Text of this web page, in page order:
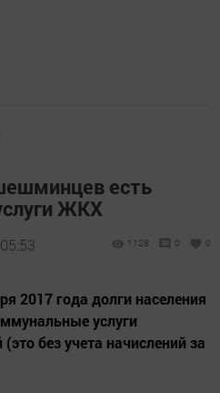
есть
ЖКХ
1128 0 0
2017 года долги населения
услуги
без учета начислений за